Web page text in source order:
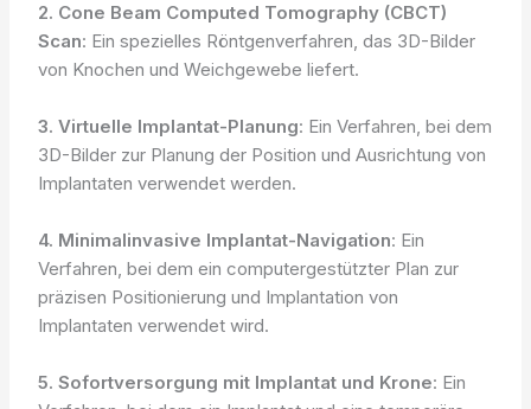
2. Cone Beam Computed Tomography (CBCT)
Scan: Ein spezielles Röntgenverfahren, das 3D-Bilder
von Knochen und Weichgewebe liefert.
3. Virtuelle Implantat-Planung: Ein Verfahren, bei dem
3D-Bilder zur Planung der Position und Ausrichtung von
Implantaten verwendet werden.
4. Minimalinvasive Implantat-Navigation: Ein
Verfahren, bei dem ein computergestützter Plan zur
präzisen Positionierung und Implantation von
Implantaten verwendet wird.
5. Sofortversorgung mit Implantat und Krone: Ein